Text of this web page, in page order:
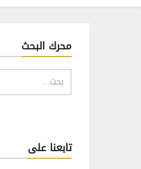
محرك البحث
تابعنا على